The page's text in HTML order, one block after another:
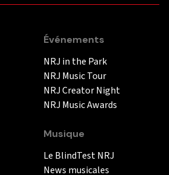
Événements
NRJ in the Park
NRJ Music Tour
NRJ Creator Night
NRJ Music Awards
Musique
Le BlindTest NRJ
News musicales